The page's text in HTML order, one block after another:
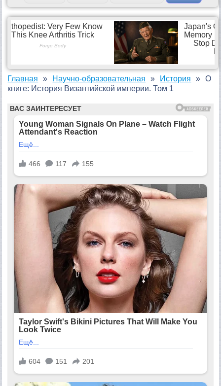
Главная Научно-образовательная История
О
книге: История Византийской империи. Том 1